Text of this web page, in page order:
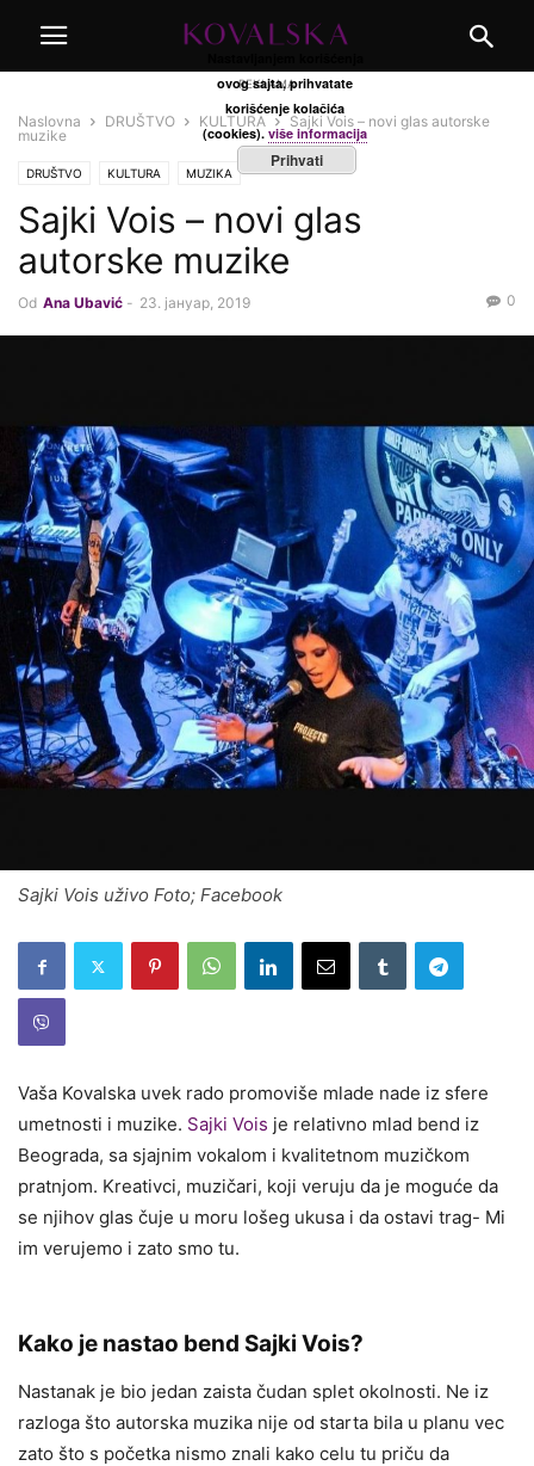
REKLAMA
Naslovna DRUŠTVO KULTURA
Sajki Vois – novi glas autorske
muzike
DRUŠTVO KULTURA MUZIKA
Sajki Vois – novi glas
autorske muzike
Od Ana Ubavić - 23. јануар, 2019 0
Sajki Vois uživo Foto; Facebook
Vaša Kovalska uvek rado promoviše mlade nade iz sfere
umetnosti i muzike. Sajki Vois je relativno mlad bend iz
Beograda, sa sjajnim vokalom i kvalitetnom muzičkom
pratnjom. Kreativci, muzičari, koji veruju da je moguće da
se njihov glas čuje u moru lošeg ukusa i da ostavi trag- Mi
im verujemo i zato smo tu.
Kako je nastao bend Sajki Vois?
Nastanak je bio jedan zaista čudan splet okolnosti. Ne iz
razloga što autorska muzika nije od starta bila u planu vec
zato što s početka nismo znali kako celu tu priču da
ovog sajta, prihvatate
korišćenje kolačića
(cookies). više informacija
Prihvati